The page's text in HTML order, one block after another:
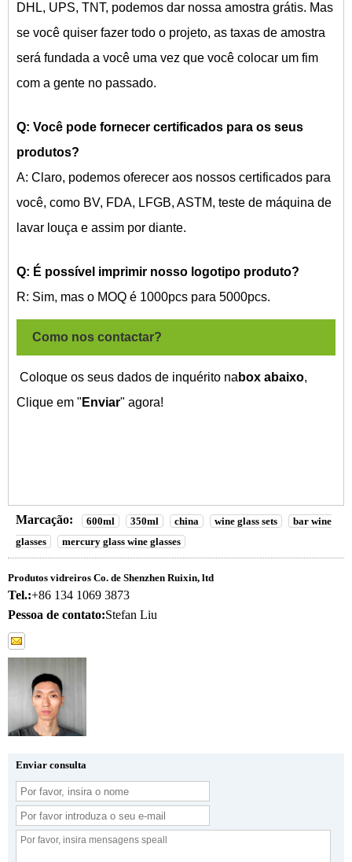
DHL, UPS, TNT, podemos dar nossa amostra grátis. Mas
se você quiser fazer todo o projeto, as taxas de amostra
será fundada a você uma vez que você colocar um fim
com a gente no passado.
Q: Você pode fornecer certificados para os seus
produtos?
A: Claro, podemos oferecer aos nossos certificados para
você, como BV, FDA, LFGB, ASTM, teste de máquina de
lavar louça e assim por diante.
Q: É possível imprimir nosso logotipo produto?
R: Sim, mas o MOQ é 1000pcs para 5000pcs.
Como nos contactar?
Coloque os seus dados de inquérito na box abaixo,
Clique em " Enviar" agora!
Marcação: 600ml 350ml china wine glass sets
bar wine
glasses
mercury glass wine glasses
Produtos vidreiros Co. de Shenzhen Ruixin, ltd
Tel.:+86 134 1069 3873
Pessoa de contato:Stefan Liu
Enviar consulta